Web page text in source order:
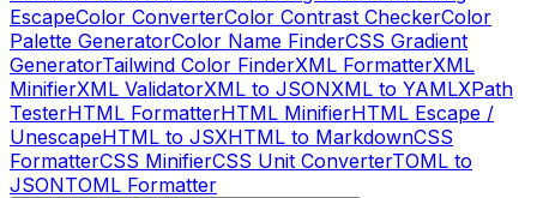
EscapeColor ConverterColor Contrast CheckerColor
Palette GeneratorColor Name FinderCSS Gradient
GeneratorTailwind Color FinderXML FormatterXML
MinifierXML ValidatorXML to JSONXML to YAMLXPath
TesterHTML FormatterHTML MinifierHTML Escape /
UnescapeHTML to JSXHTML to MarkdownCSS
FormatterCSS MinifierCSS Unit ConverterTOML to
JSONTOML Formatter